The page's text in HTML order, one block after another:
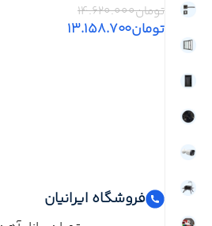
تومان۱۴.۶۲۰.۰۰۰
تومان۱۳.۱۵۸.۷۰۰
فروشگاه ایرانیان